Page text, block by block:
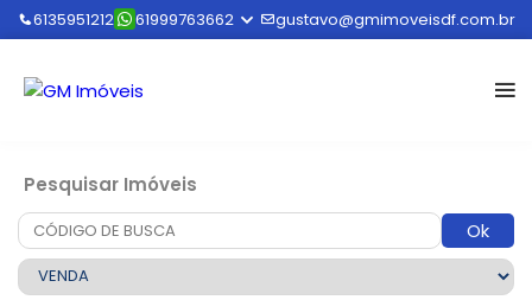
6135951212 61999763662 gustavo@gmimoveisdf.com.br
Pesquisar Imóveis
Ok